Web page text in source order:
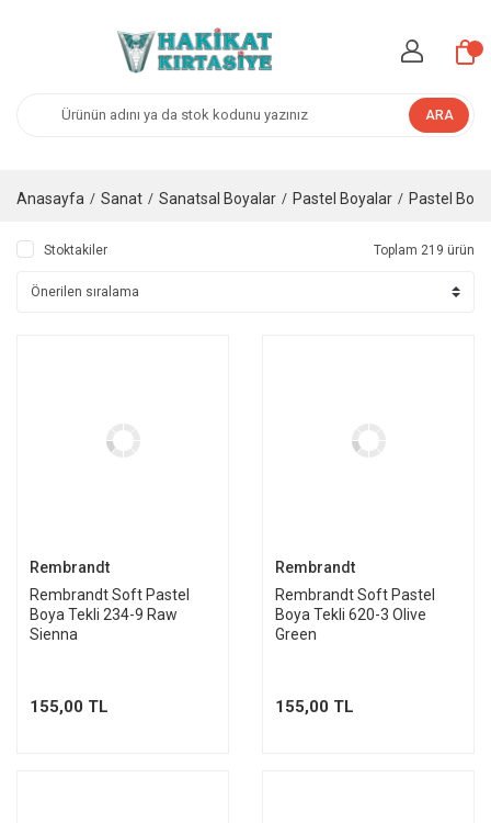
ARA
Anasayfa Sanat Sanatsal Boyalar Pastel Boyalar Pastel Boya
Stoktakiler Toplam 219 ürün
Rembrandt
Rembrandt Soft Pastel
Boya Tekli 234-9 Raw
Sienna
155,00 TL
Rembrandt
Rembrandt Soft Pastel
Boya Tekli 620-3 Olive
Green
155,00 TL